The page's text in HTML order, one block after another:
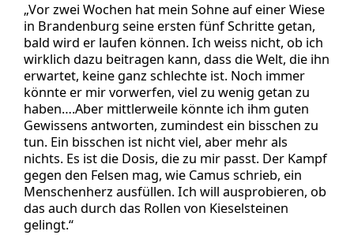
„Vor zwei Wochen hat mein Sohne auf einer Wiese
in Brandenburg seine ersten fünf Schritte getan,
bald wird er laufen können. Ich weiss nicht, ob ich
wirklich dazu beitragen kann, dass die Welt, die ihn
erwartet, keine ganz schlechte ist. Noch immer
könnte er mir vorwerfen, viel zu wenig getan zu
haben….Aber mittlerweile könnte ich ihm guten
Gewissens antworten, zumindest ein bisschen zu
tun. Ein bisschen ist nicht viel, aber mehr als
nichts. Es ist die Dosis, die zu mir passt. Der Kampf
gegen den Felsen mag, wie Camus schrieb, ein
Menschenherz ausfüllen. Ich will ausprobieren, ob
das auch durch das Rollen von Kieselsteinen
gelingt.“